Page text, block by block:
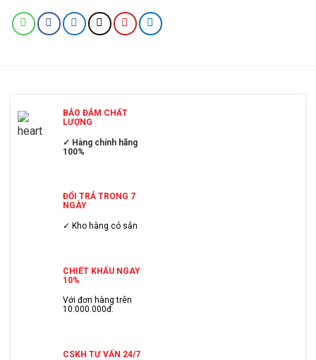
BẢO ĐẢM CHẤT
LƯỢNG
✓ Hàng chính hãng
100%
ĐỔI TRẢ TRONG 7
NGÀY
✓ Kho hàng có sẳn
CHIẾT KHẤU NGAY
10%
Với đơn hàng trên
10.000.000đ.
CSKH TƯ VẤN 24/7